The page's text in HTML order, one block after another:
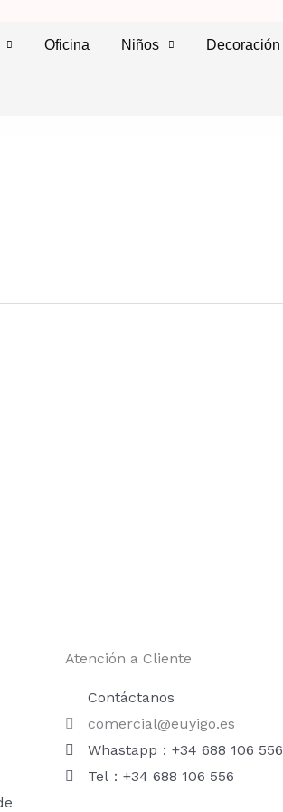
Oficina Niños Decoración
Atención a Cliente
Contáctanos
comercial@euyigo.es
Whastapp：+34 688 106 556
Tel：+34 688 106 556